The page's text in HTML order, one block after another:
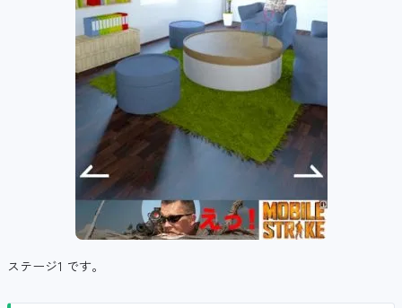
ステージ1 です。